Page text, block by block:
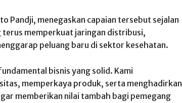
Pandji, menegaskan capaian tersebut sejalan
memperkuat jaringan distribusi,
peluang baru di sektor kesehatan.
bisnis yang solid. Kami
memperkaya produk, serta menghadirkan
memberikan nilai tambah bagi pemegang